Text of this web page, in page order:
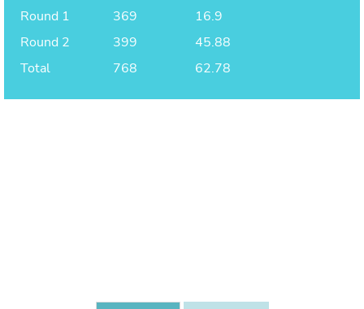
Round 1
369
16.9
Round 2
399
45.88
Total
768 62.78